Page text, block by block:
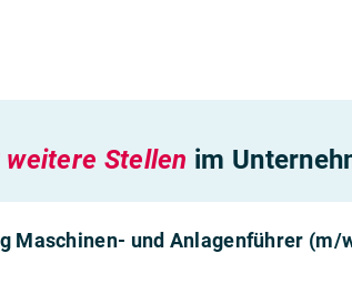
weitere Stellen im
Maschinen- und Anlagenführer (m/